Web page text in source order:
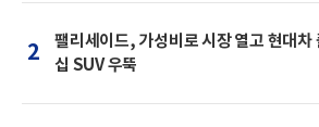
2
팰리세이드, 가성비로 시장 열고 현대차
십 SUV 우뚝